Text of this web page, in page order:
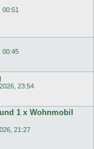
00:51
00:45
23:54
1 x Wohnmobil
21:27